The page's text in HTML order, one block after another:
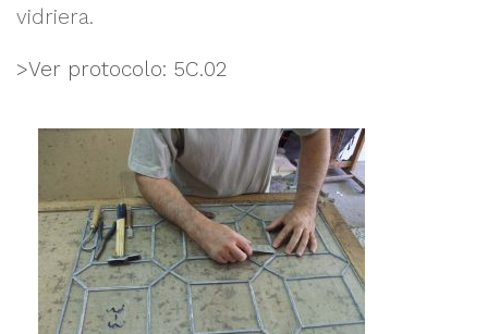
vidriera.
>Ver protocolo: 5C.02